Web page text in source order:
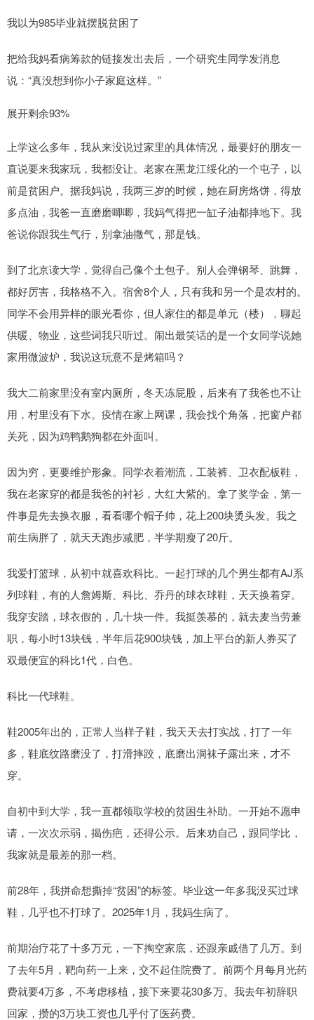
我以为985毕业就摆脱贫困了
把给我妈看病筹款的链接发出去后，一个研究生同学发消息
说：“真没想到你小子家庭这样。”
展开剩余93%
上学这么多年，我从来没说过家里的具体情况，最要好的朋友一
直说要来我家玩，我都没让。老家在黑龙江绥化的一个屯子，以
前是贫困户。据我妈说，我两三岁的时候，她在厨房烙饼，得放
多点油，我爸一直磨磨唧唧，我妈气得把一缸子油都摔地下。我
爸说你跟我生气行，别拿油撒气，那是钱。
到了北京读大学，觉得自己像个土包子。别人会弹钢琴、跳舞，
都好厉害，我格格不入。宿舍8个人，只有我和另一个是农村的。
同学不会用异样的眼光看你，但人家住的都是单元（楼），聊起
供暖、物业，这些词我只听过。闹出最笑话的是一个女同学说她
家用微波炉，我说这玩意不是烤箱吗？
我大二前家里没有室内厕所，冬天冻屁股，后来有了我爸也不让
用，村里没有下水。疫情在家上网课，我会找个角落，把窗户都
关死，因为鸡鸭鹅狗都在外面叫。
因为穷，更要维护形象。同学衣着潮流，工装裤、卫衣配板鞋，
我在老家穿的都是我爸的衬衫，大红大紫的。拿了奖学金，第一
件事是先去换衣服，看看哪个帽子帅，花上200块烫头发。我之
前生病胖了，就天天跑步减肥，半学期瘦了20斤。
我爱打篮球，从初中就喜欢科比。一起打球的几个男生都有AJ系
列球鞋，有的人詹姆斯、科比、乔丹的球衣球鞋，天天换着穿。
我穿安踏，球衣假的，几十块一件。我挺羡慕的，就去麦当劳兼
职，每小时13块钱，半年后花900块钱，加上平台的新人券买了
双最便宜的科比1代，白色。
科比一代球鞋。
鞋2005年出的，正常人当样子鞋，我天天去打实战，打了一年
多，鞋底纹路磨没了，打滑摔跤，底磨出洞袜子露出来，才不
穿。
自初中到大学，我一直都领取学校的贫困生补助。一开始不愿申
请，一次次示弱，揭伤疤，还得公示。后来劝自己，跟同学比，
我家就是最差的那一档。
前28年，我拼命想撕掉“贫困”的标签。毕业这一年多我没买过球
鞋，几乎也不打球了。2025年1月，我妈生病了。
前期治疗花了十多万元，一下掏空家底，还跟亲戚借了几万。到
了去年5月，靶向药一上来，交不起住院费了。前两个月每月光药
费就要4万多，不考虑移植，接下来要花30多万。我去年初辞职
回家，攒的3万块工资也几乎付了医药费。